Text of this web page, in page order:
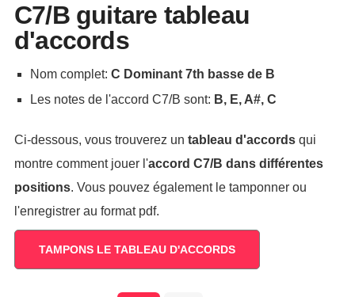
C7/B guitare tableau
d'accords
Nom complet: C Dominant 7th basse de B
Les notes de l'accord C7/B sont: B, E, A#, C
Ci-dessous, vous trouverez un tableau d'accordsqui
montre comment jouer l'accord C7/B dans différentes
positions. Vous pouvez également le tamponner ou
l'enregistrer au format pdf.
TAMPONS LE TABLEAU D'ACCORDS